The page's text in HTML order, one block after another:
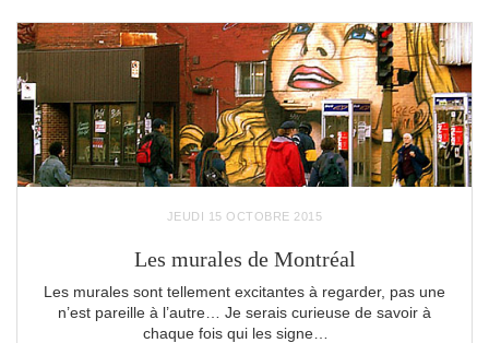
JEUDI 15 OCTOBRE 2015
Les murales de Montréal
Les murales sont tellement excitantes à regarder, pas une
n’est pareille à l’autre… Je serais curieuse de savoir à
chaque fois qui les signe…